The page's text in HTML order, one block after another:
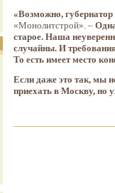
«Возможно,
«Монолитстрой». –
старое. Наша
случайны. И
То есть имеет место
Если даже это так, мы
приехать в Москву, но